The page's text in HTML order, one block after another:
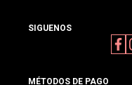
SIGUENOS
MÉTODOS DE PAGO